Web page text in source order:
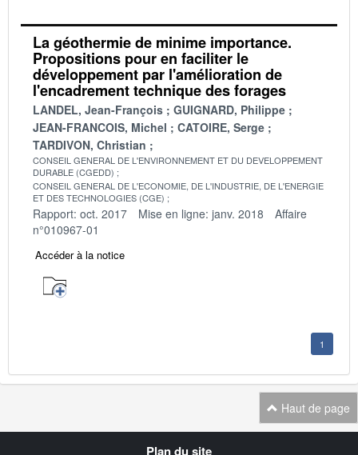
La géothermie de minime importance.
Propositions pour en faciliter le
développement par l'amélioration de
l'encadrement technique des forages
LANDEL, Jean-François
GUIGNARD, Philippe
JEAN-FRANCOIS, Michel
CATOIRE, Serge
TARDIVON, Christian
CONSEIL GENERAL DE L'ENVIRONNEMENT ET DU DEVELOPPEMENT
DURABLE (CGEDD)
CONSEIL GENERAL DE L'ECONOMIE, DE L'INDUSTRIE, DE L'ENERGIE
ET DES TECHNOLOGIES (CGE)
Rapport: oct. 2017 Mise en ligne: janv. 2018
Affaire
n°010967-01
Accéder à la notice
1
Haut de page
Plan du site